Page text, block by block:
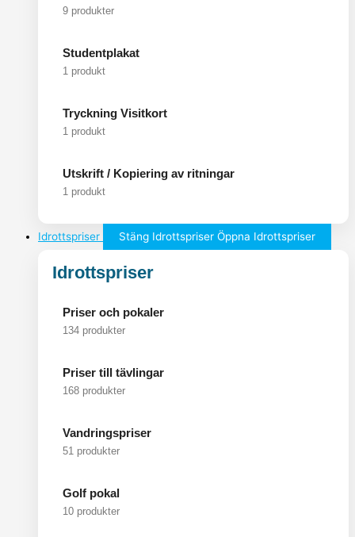
9 produkter
Studentplakat
1 produkt
Tryckning Visitkort
1 produkt
Utskrift / Kopiering av ritningar
1 produkt
Idrottspriser Stäng Idrottspriser Öppna Idrottspriser
Idrottspriser
Priser och pokaler
134 produkter
Priser till tävlingar
168 produkter
Vandringspriser
51 produkter
Golf pokal
10 produkter